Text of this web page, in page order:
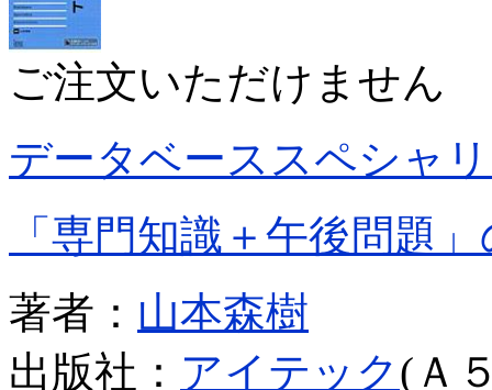
ご注文いただけません
データベーススペシャ
「専門知識＋午後問題
著者： 山本森樹
出版社： アイテック(Ａ